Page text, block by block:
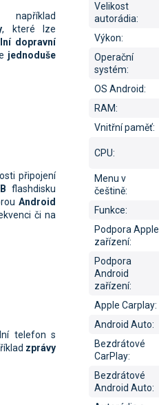
, které lze
dopravní
jednoduše
připojení
flashdisku
Android
či na
telefon s
zprávy
Velikost
autorádia:
Výkon:
Operační
systém:
OS Android:
RAM:
Vnitřní paměť:
CPU:
Menu v
češtině:
Funkce:
Podpora Apple
zařízení:
Podpora
Android
zařízení:
Apple Carplay:
Android Auto:
Bezdrátové
CarPlay:
Bezdrátové
Android Auto: